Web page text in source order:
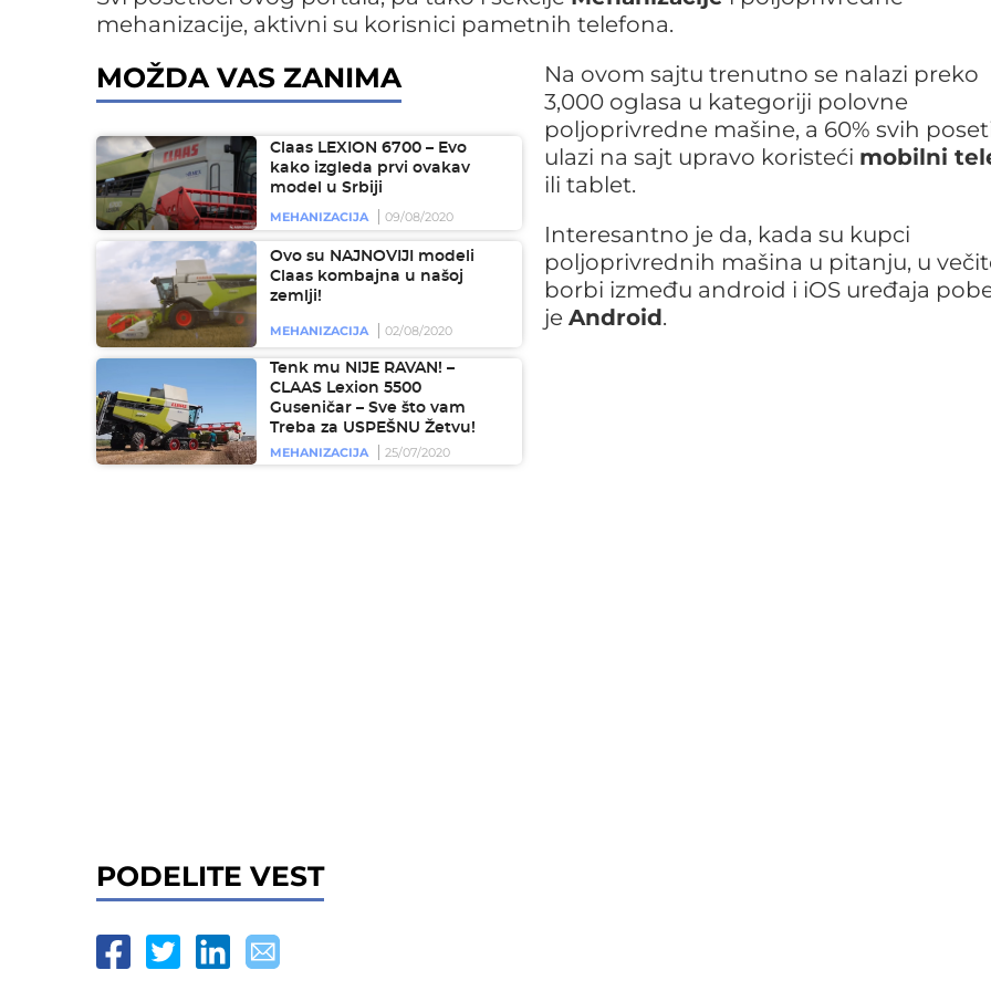
mehanizacije, aktivni su korisnici pametnih telefona.
MOŽDA VAS ZANIMA
Claas LEXION 6700 – Evo
kako izgleda prvi ovakav
model u Srbiji
MEHANIZACIJA
09/08/2020
Ovo su NAJNOVIJI modeli
Claas kombajna u našoj
zemlji!
MEHANIZACIJA 02/08/2020
Tenk mu NIJE RAVAN! –
CLAAS Lexion 5500
Guseničar – Sve što vam
Treba za USPEŠNU Žetvu!
MEHANIZACIJA
25/07/2020
Na ovom sajtu trenutno se nalazi preko
3,000 oglasa u kategoriji polovne
poljoprivredne mašine, a 60% svih
ulazi na sajt upravo koristeći mobilni
ili tablet.
Interesantno je da, kada su kupci
poljoprivrednih mašina u pitanju, u
borbi između android i iOS uređaja
je Android.
PODELITE VEST